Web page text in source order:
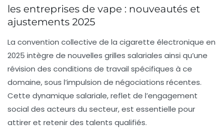
les entreprises de vape : nouveautés et
ajustements 2025
La convention collective de la cigarette électronique en
2025 intègre de nouvelles grilles salariales ainsi qu’une
révision des conditions de travail spécifiques à ce
domaine, sous l’impulsion de négociations récentes.
Cette dynamique salariale, reflet de l’engagement
social des acteurs du secteur, est essentielle pour
attirer et retenir des talents qualifiés.